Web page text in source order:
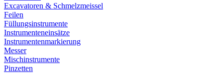
Excavatoren & Schmelzmeissel
Feilen
Füllungsinstrumente
Instrumenteneinsätze
Instrumentenmarkierung
Messer
Mischinstrumente
Pinzetten